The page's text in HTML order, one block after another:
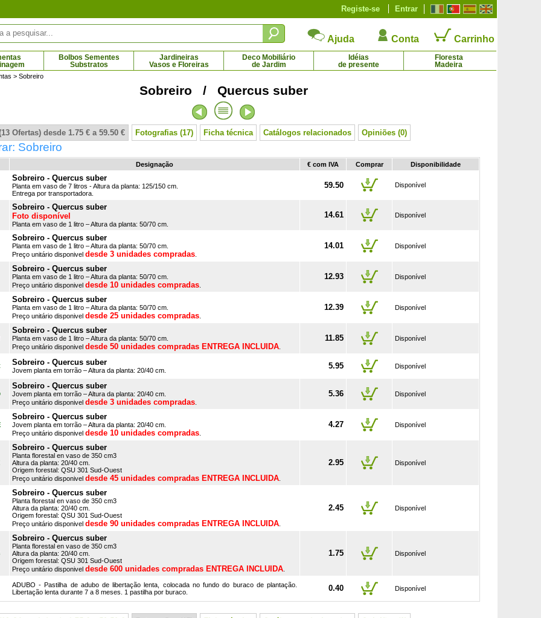
Entrar
Registe-se
Ajuda Conta Carrinho
Bolbos Sementes
Substratos
Jardineiras
Vasos e Floreiras
Deco Mobiliário
de Jardim
Idéias
de presente
Floresta
Madeira
> Sobreiro
Sobreiro / Quercus suber
Ofertas) desde 1.75 € a 59.50 € Fotografias (17) Ficha técnica Catálogos relacionados Opiniões (0)
Sobreiro
Designação € com IVA Comprar Disponibilidade
Sobreiro - Quercus suber
Planta em vaso de 7 litros - Altura da planta: 125/150 cm.
Entrega por transportadora.
59.50 Disponível
Sobreiro - Quercus suber
Foto disponível
Planta em vaso de 1 litro – Altura da planta: 50/70 cm.
14.61 Disponível
Sobreiro - Quercus suber
Planta em vaso de 1 litro – Altura da planta: 50/70 cm.
Preço unitário disponivel desde 3 unidades compradas
14.01 Disponível
Sobreiro - Quercus suber
Planta em vaso de 1 litro – Altura da planta: 50/70 cm.
Preço unitário disponivel desde 10 unidades compradas
12.93 Disponível
Sobreiro - Quercus suber
Planta em vaso de 1 litro – Altura da planta: 50/70 cm.
Preço unitário disponivel desde 25 unidades compradas
12.39 Disponível
Sobreiro - Quercus suber
Planta em vaso de 1 litro – Altura da planta: 50/70 cm.
Preço unitário disponivel desde 50 unidades compradas ENTREGA INCLUIDA
11.85 Disponível
Sobreiro - Quercus suber
Jovem planta em torrão – Altura da planta: 20/40 cm. 5.95 Disponível
Sobreiro - Quercus suber
Jovem planta em torrão – Altura da planta: 20/40 cm.
Preço unitário disponivel desde 3 unidades compradas
5.36 Disponível
Sobreiro - Quercus suber
Jovem planta em torrão – Altura da planta: 20/40 cm.
Preço unitário disponivel desde 10 unidades compradas
4.27 Disponível
Sobreiro - Quercus suber
Planta florestal en vaso de 350 cm3
Altura da planta: 20/40 cm.
Origem forestal: QSU 301 Sud-Ouest
Preço unitário disponivel desde 45 unidades compradas ENTREGA INCLUIDA
2.95 Disponível
Sobreiro - Quercus suber
Planta florestal en vaso de 350 cm3
Altura da planta: 20/40 cm.
Origem forestal: QSU 301 Sud-Ouest
Preço unitário disponivel desde 90 unidades compradas ENTREGA INCLUIDA
2.45 Disponível
Sobreiro - Quercus suber
Planta florestal en vaso de 350 cm3
Altura da planta: 20/40 cm.
Origem forestal: QSU 301 Sud-Ouest
Preço unitário disponivel desde 600 unidades compradas ENTREGA INCLUIDA
1.75 Disponível
ADUBO - Pastilha de adubo de libertação lenta, colocada no fundo do buraco de plantação.
Libertação lenta durante 7 a 8 meses. 1 pastilha por buraco.
0.40 Disponível